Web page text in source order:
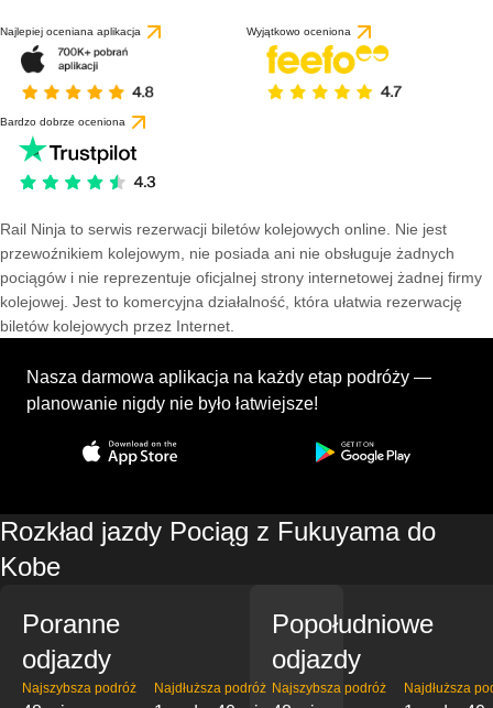
Najlepiej oceniana aplikacja Wyjątkowo oceniona
Bardzo dobrze oceniona
Rail Ninja to serwis rezerwacji biletów kolejowych online. Nie jest
przewoźnikiem kolejowym, nie posiada ani nie obsługuje żadnych
pociągów i nie reprezentuje oficjalnej strony internetowej żadnej firmy
kolejowej. Jest to komercyjna działalność, która ułatwia rezerwację
biletów kolejowych przez Internet.
Nasza darmowa aplikacja na każdy etap podróży —
planowanie nigdy nie było łatwiejsze!
Rozkład jazdy Pociąg z Fukuyama do
Kobe
Poranne
odjazdy
Najszybsza podróż Najdłuższa podróż
Popołudniowe
odjazdy
Najszybsza podróż Najdłuższa